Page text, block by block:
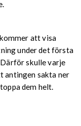
att visa
under det första
skulle varje
antingen sakta ner
dem helt.